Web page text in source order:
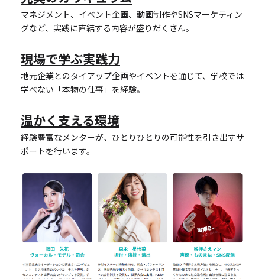
マネジメント、イベント企画、動画制作やSNSマーケティン
グなど、実践に直結する内容が盛りだくさん。
現場で学ぶ実践力
地元企業とのタイアップ企画やイベントを通じて、学校では
学べない「本物の仕事」を経験。
温かく支える環境
経験豊富なメンターが、ひとりひとりの可能性を引き出すサ
ポートを行います。